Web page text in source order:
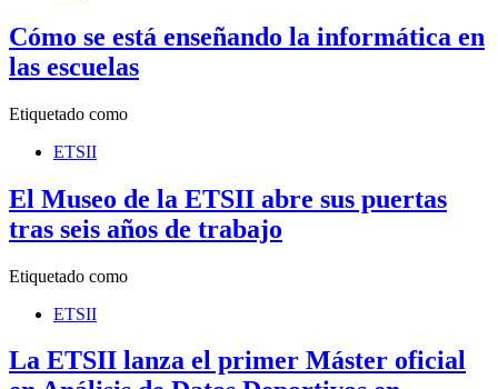
Cómo se está enseñando la informática en
las escuelas
Etiquetado como
ETSII
El Museo de la ETSII abre sus puertas
tras seis años de trabajo
Etiquetado como
ETSII
La ETSII lanza el primer Máster oficial